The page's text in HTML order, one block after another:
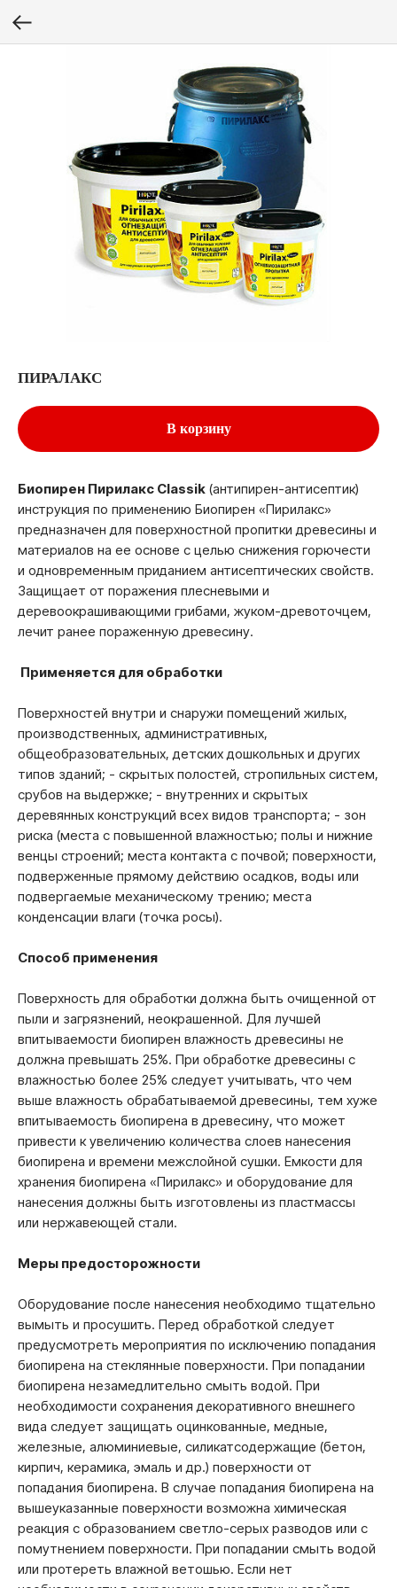
ПИРАЛАКС
В корзину
Биопирен Пирилакс Classik (антипирен-антисептик)
инструкция по применению Биопирен «Пирилакс»
предназначен для поверхностной пропитки древесины и
материалов на ее основе с целью снижения горючести
и одновременным приданием антисептических свойств.
Защищает от поражения плесневыми и
деревоокрашивающими грибами, жуком-древоточцем,
лечит ранее пораженную древесину.
Применяется для обработки
Поверхностей внутри и снаружи помещений жилых,
производственных, административных,
общеобразовательных, детских дошкольных и других
типов зданий; - скрытых полостей, стропильных систем,
срубов на выдержке; - внутренних и скрытых
деревянных конструкций всех видов транспорта; - зон
риска (места с повышенной влажностью; полы и нижние
венцы строений; места контакта с почвой; поверхности,
подверженные прямому действию осадков, воды или
подвергаемые механическому трению; места
конденсации влаги (точка росы).
Способ применения
Поверхность для обработки должна быть очищенной от
пыли и загрязнений, неокрашенной. Для лучшей
впитываемости биопирен влажность древесины не
должна превышать 25%. При обработке древесины с
влажностью более 25% следует учитывать, что чем
выше влажность обрабатываемой древесины, тем хуже
впитываемость биопирена в древесину, что может
привести к увеличению количества слоев нанесения
биопирена и времени межслойной сушки. Емкости для
хранения биопирена «Пирилакс» и оборудование для
нанесения должны быть изготовлены из пластмассы
или нержавеющей стали.
Меры предосторожности
Оборудование после нанесения необходимо тщательно
вымыть и просушить. Перед обработкой следует
предусмотреть мероприятия по исключению попадания
биопирена на стеклянные поверхности. При попадании
биопирена незамедлительно смыть водой. При
необходимости сохранения декоративного внешнего
вида следует защищать оцинкованные, медные,
железные, алюминиевые, силикатсодержащие (бетон,
кирпич, керамика, эмаль и др.) поверхности от
попадания биопирена. В случае попадания биопирена на
вышеуказанные поверхности возможна химическая
реакция с образованием светло-серых разводов или с
помутнением поверхности. При попадании смыть водой
или протереть влажной ветошью. Если нет